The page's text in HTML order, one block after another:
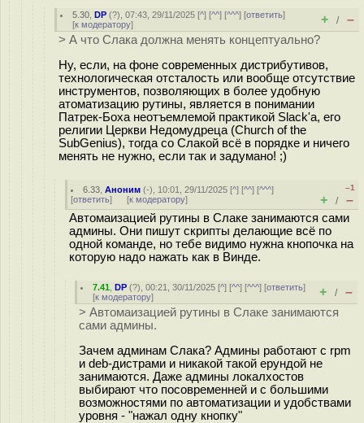
5.30 ,DP (?), 07:43, 29/11/2025 [^] [^^] [^^^] [ответить]
[к модератору] + / –
> А что Слака должна менять концептуально?
Ну, если, на фоне современных дистрибутивов,
технологическая отсталость или вообще отсутствие
инструментов, позволяющих в более удобную
атоматизацию рутины, является в понимании
Патрек-Боха неотъемлемой практикой Slack'а, его
религии Церкви Недомудреца (Church of the
SubGenius), тогда со Слакой всё в порядке и ничего
менять не нужно, если так и задумано! ;)
6.33 ,Аноним (-), 10:01, 29/11/2025 [^] [^^] [^^^]
[ответить] [к модератору]
–1
+ / –
Автомаизацией рутины в Слаке занимаются сами
админы. Они пишут скрипты делающие всё по
одной команде, но тебе видимо нужна кнопочка на
которую надо нажать как в Винде.
7.41 ,DP (?), 00:21, 30/11/2025 [^] [^^] [^^^] [ответить]
[к модератору] + / –
> Автомаизацией рутины в Слаке занимаются
сами админы.
Зачем админам Слака? Админы работают с rpm
и deb-дистрами и никакой такой ерундой не
занимаются. Даже админы локалхостов
выбирают что посовременней и с большими
возможностями по автоматизации и удобствами
уровня - "нажал одну кнопку"